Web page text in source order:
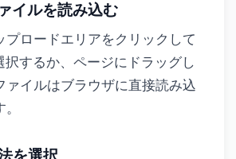
イルを読み込む
プロードエリアをクリックして
択するか、ページにドラッグし
ァイルはブラウザに直接読み込